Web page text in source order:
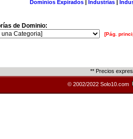
Dominios Expirados | Industrias |
de Dominio:
[Pág.
** Precios
© 2002/2022 Solo10.com